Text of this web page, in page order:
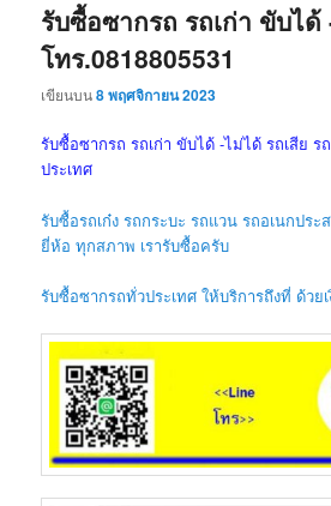
รับซื้อซากรถ รถเก่า ขับได้
โทร.0818805531
เขียนบน8 พฤศจิกายน 2023
รับซื้อซากรถ รถเก่า ขับได้ -ไม่ได้ รถเสีย
ประเทศ
รับซื้อรถเก๋ง รถกระบะ รถแวน รถอเนกปร
ยี่ห้อ ทุกสภาพ เรารับซื้อครับ
รับซื้อซากรถทั่วประเทศ ให้บริการถึงที่ ด้ว